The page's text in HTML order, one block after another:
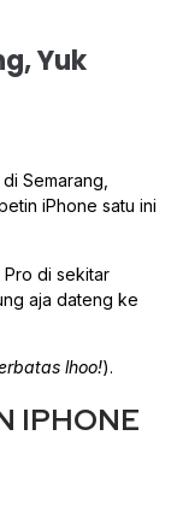
Yuk
Semarang,
iPhone satu ini
Pro di sekitar
aja dateng ke
lhoo!).
IPHONE